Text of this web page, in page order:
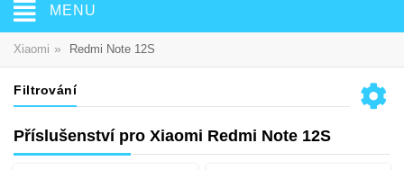
MENU
Xiaomi » Redmi Note 12S
Filtrování
Příslušenství pro Xiaomi Redmi Note 12S